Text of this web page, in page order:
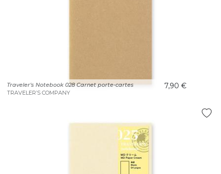
Traveler's Notebook 028 Carnet porte-cartes
TRAVELER’S COMPANY
7,90 €